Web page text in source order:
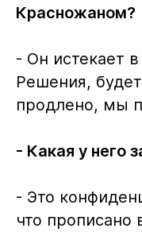
Красножаном?
- Он истекает
Решения,
продлено, мы
- Какая у него
- Это
что прописано